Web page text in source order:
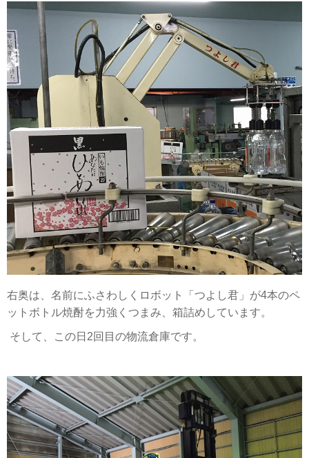
右奥は、名前にふさわしくロボット「つよし君」が4本のペ
ットボトル焼酎を力強くつまみ、箱詰めしています。
そして、この日2回目の物流倉庫です。